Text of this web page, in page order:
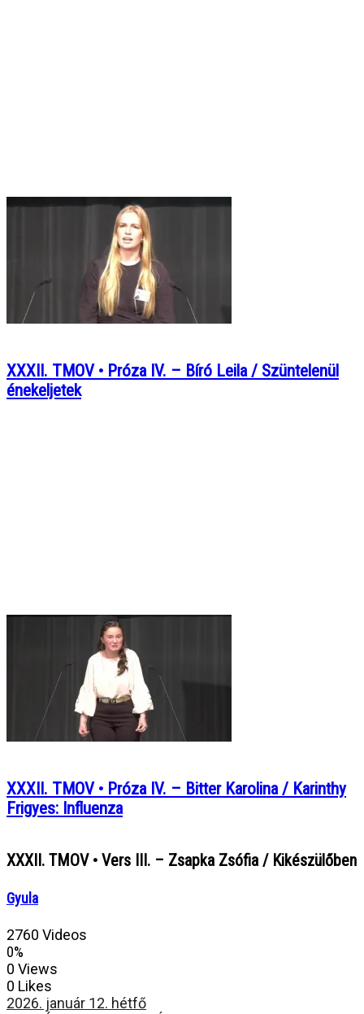
XXXII. TMOV • Próza IV. – Bíró Leila / Szüntelenül
énekeljetek
XXXII. TMOV • Próza IV. – Bitter Karolina / Karinthy
Frigyes: Influenza
XXXII. TMOV • Vers III. – Zsapka Zsófia / Kikészülőben
Gyula
2760 Videos
0%
0 Views
0 Likes
2026. január 12. hétfő